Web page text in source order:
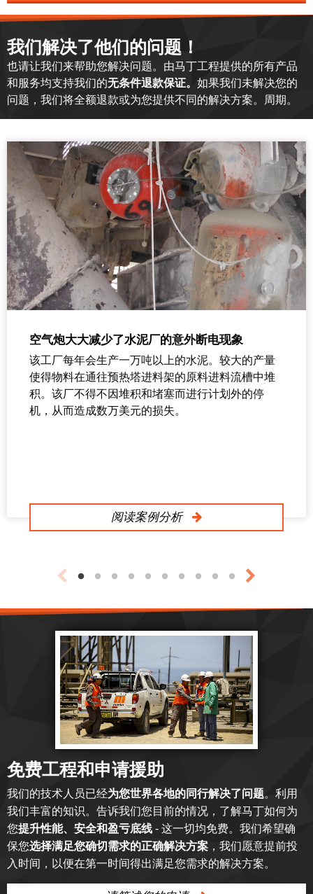
我们解决了他们的问题！
也请让我们来帮助您解决问题。由马丁工程提供的所有产品
和服务均支持我们的无条件退款保证。 如果我们未解决您的
问题，我们将全额退款或为您提供不同的解决方案。周期。
空气炮大大减少了水泥厂的意外断电现象
该工厂每年会生产一万吨以上的水泥。较大的产量
使得物料在通往预热塔进料架的原料进料流槽中堆
积。该厂不得不因堆积和堵塞而进行计划外的停
机，从而造成数万美元的损失。
阅读案例分析
免费工程和申请援助
我们的技术人员已经为您世界各地的同行解决了问题。利用
我们丰富的知识。告诉我们您目前的情况，了解马丁如何为
您提升性能、安全和盈亏底线 - 这一切均免费。我们希望确
保您选择满足您确切需求的正确解决方案 ，我们愿意提前投
入时间，以便在第一时间得出满足您需求的解决方案。